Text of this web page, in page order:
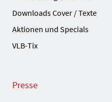
Downloads Cover / Texte
Aktionen und Specials
VLB-Tix
Presse